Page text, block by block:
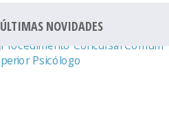
ÚLTIMAS NOVIDADES